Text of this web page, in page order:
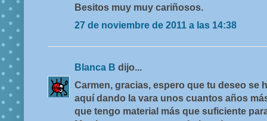
Besitos muy muy cariñosos.
27 de noviembre de 2011 a las 14:38
Blanca B dijo...
Carmen, gracias, espero que tu deseo se
aquí dando la vara unos cuantos años
que tengo material más que suficiente